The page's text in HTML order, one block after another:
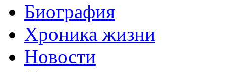
Биография
Хроника жизни
Новости